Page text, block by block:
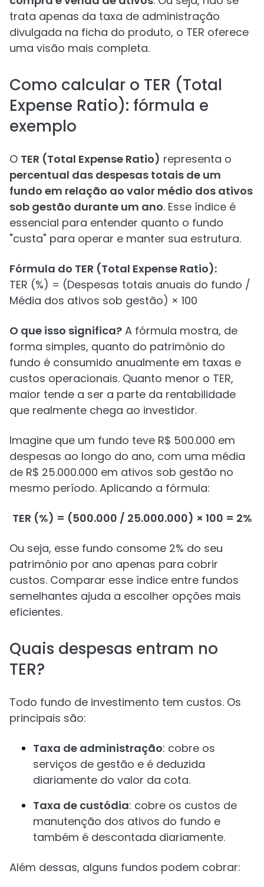
trata apenas da taxa de administração
divulgada na ficha do produto, o TER oferece
uma visão mais completa.
Como calcular o TER (Total
Expense Ratio): fórmula e
exemplo
O TER (Total Expense Ratio) representa o
percentual das despesas totais de um
fundo em relação ao valor médio dos ativos
sob gestão durante um ano. Esse índice é
essencial para entender quanto o fundo
"custa" para operar e manter sua estrutura.
Fórmula do TER (Total Expense Ratio):
TER (%) = (Despesas totais anuais do fundo /
Média dos ativos sob gestão) × 100
O que isso significa? A fórmula mostra, de
forma simples, quanto do patrimônio do
fundo é consumido anualmente em taxas e
custos operacionais. Quanto menor o TER,
maior tende a ser a parte da rentabilidade
que realmente chega ao investidor.
Imagine que um fundo teve R$ 500.000 em
despesas ao longo do ano, com uma média
de R$ 25.000.000 em ativos sob gestão no
mesmo período. Aplicando a fórmula:
TER (%) = (500.000 / 25.000.000) × 100 = 2%
Ou seja, esse fundo consome 2% do seu
patrimônio por ano apenas para cobrir
custos. Comparar esse índice entre fundos
semelhantes ajuda a escolher opções mais
eficientes.
Quais despesas entram no
TER?
Todo fundo de investimento tem custos. Os
principais são:
Taxa de administração: cobre os
serviços de gestão e é deduzida
diariamente do valor da cota.
Taxa de custódia: cobre os custos de
manutenção dos ativos do fundo e
também é descontada diariamente.
Além dessas, alguns fundos podem cobrar: